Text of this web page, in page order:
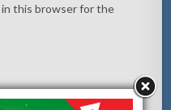
in this browser for the